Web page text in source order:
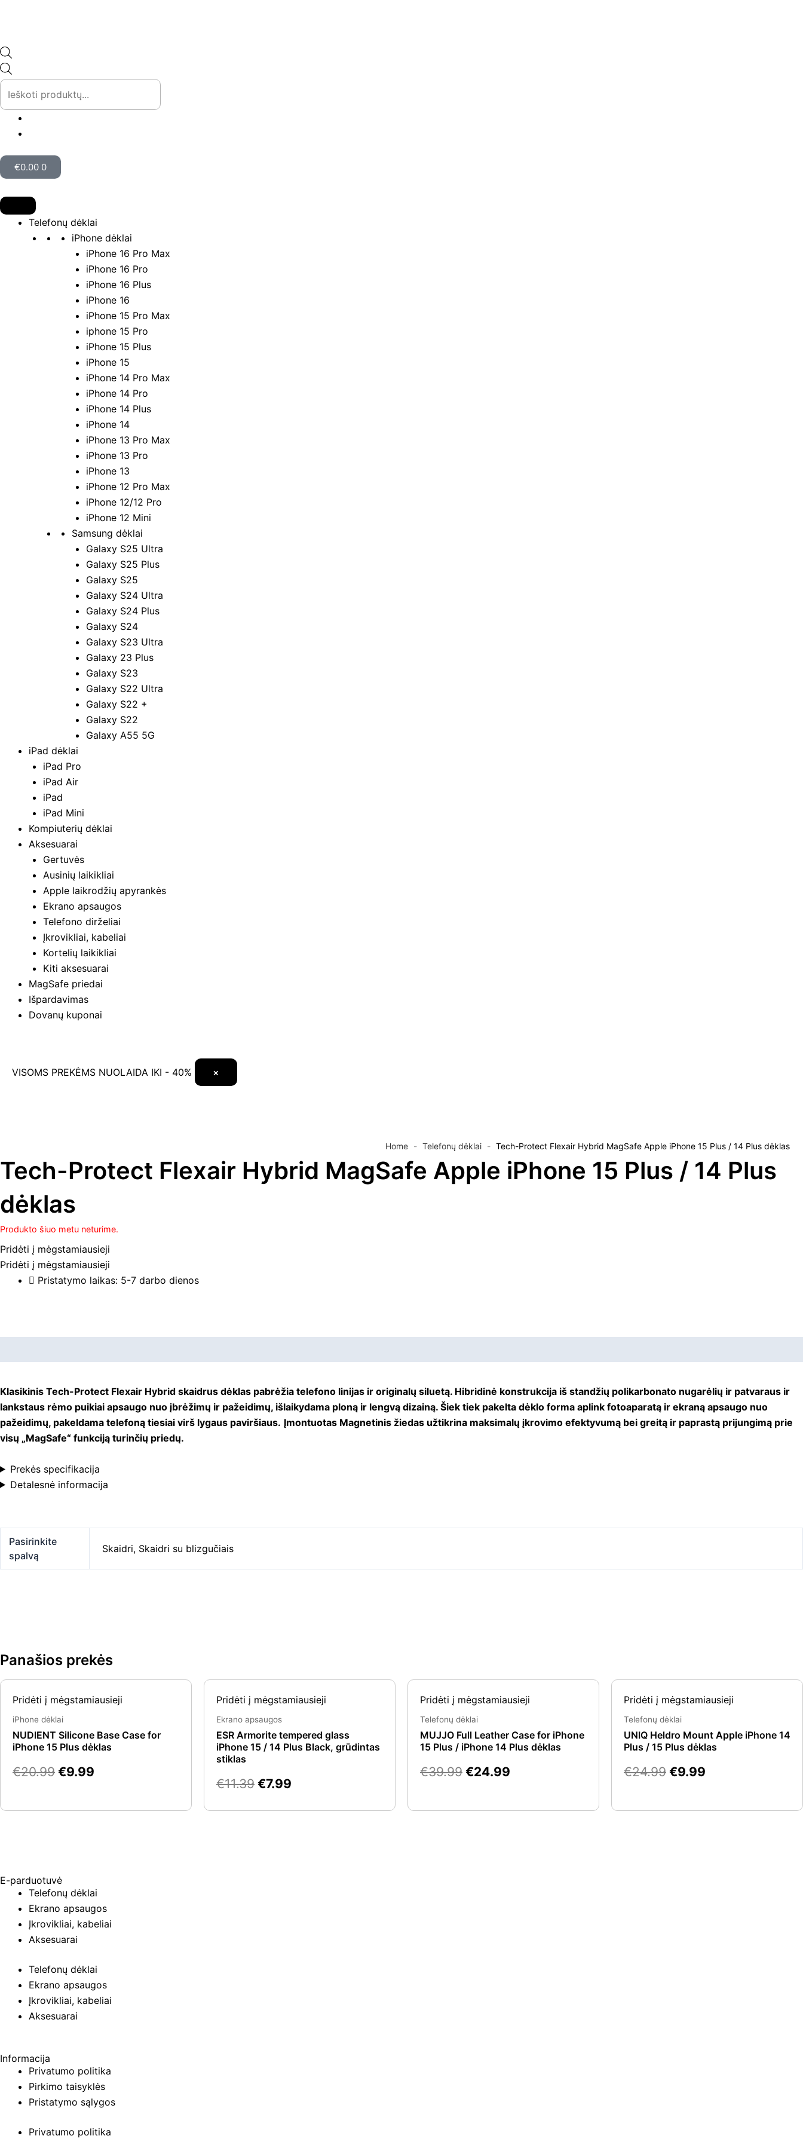
€0.00 0
Cart
Telefonų dėklai
iPhone dėklai
iPhone 16 Pro Max
iPhone 16 Pro
iPhone 16 Plus
iPhone 16
iPhone 15 Pro Max
iphone 15 Pro
iPhone 15 Plus
iPhone 15
iPhone 14 Pro Max
iPhone 14 Pro
iPhone 14 Plus
iPhone 14
iPhone 13 Pro Max
iPhone 13 Pro
iPhone 13
iPhone 12 Pro Max
iPhone 12/12 Pro
iPhone 12 Mini
Samsung dėklai
Galaxy S25 Ultra
Galaxy S25 Plus
Galaxy S25
Galaxy S24 Ultra
Galaxy S24 Plus
Galaxy S24
Galaxy S23 Ultra
Galaxy 23 Plus
Galaxy S23
Galaxy S22 Ultra
Galaxy S22 +
Galaxy S22
Galaxy A55 5G
iPad dėklai
iPad Pro
iPad Air
iPad
iPad Mini
Kompiuterių dėklai
Aksesuarai
Gertuvės
Ausinių laikikliai
Apple laikrodžių apyrankės
Ekrano apsaugos
Telefono dirželiai
Įkrovikliai, kabeliai
Kortelių laikikliai
Kiti aksesuarai
MagSafe priedai
Išpardavimas
Dovanų kuponai
VISOMS PREKĖMS NUOLAIDA IKI - 40% ×
Home - Telefonų dėklai - Tech-Protect Flexair Hybrid MagSafe Apple iPhone 15 Plus / 14 Plus dėklas
Tech-Protect Flexair Hybrid MagSafe Apple iPhone 15 Plus / 14 Plus
dėklas
Produkto šiuo metu neturime.
Pridėti į mėgstamiausieji
Pridėti į mėgstamiausieji
Pristatymo laikas: 5-7 darbo dienos
Klasikinis Tech-Protect Flexair Hybrid skaidrus dėklas pabrėžia telefono linijas ir originalų siluetą. Hibridinė konstrukcija iš standžių polikarbonato nugarėlių ir patvaraus ir
lankstaus rėmo puikiai apsaugo nuo įbrėžimų ir pažeidimų, išlaikydama ploną ir lengvą dizainą. Šiek tiek pakelta dėklo forma aplink fotoaparatą ir ekraną apsaugo nuo
pažeidimų, pakeldama telefoną tiesiai virš lygaus paviršiaus. Įmontuotas Magnetinis žiedas užtikrina maksimalų įkrovimo efektyvumą bei greitą ir paprastą prijungimą prie
visų „MagSafe“ funkciją turinčių priedų.
Prekės specifikacija
Detalesnė informacija
Pasirinkite
spalvą
Skaidri, Skaidri su blizgučiais
Panašios prekės
Pridėti į mėgstamiausieji
iPhone dėklai
NUDIENT Silicone Base Case for
iPhone 15 Plus dėklas
€20.99
price
was:
€20.99.
€9.99
price
€9.99.
Pridėti į mėgstamiausieji
Ekrano apsaugos
ESR Armorite tempered glass
iPhone 15 / 14 Plus Black, grūdintas
stiklas
€11.39
price
was:
€11.39.
€7.99
price
€7.99.
Pridėti į mėgstamiausieji
Telefonų dėklai
MUJJO Full Leather Case for iPhone
15 Plus / iPhone 14 Plus dėklas
€39.99
price
was:
€39.99.
€24.99
price
€24.99.
Pridėti į mėgstamiausieji
Telefonų dėklai
UNIQ Heldro Mount Apple iPhone 14
Plus / 15 Plus dėklas
€24.99
price
was:
€24.99.
€9.99
price
€9.99.
E-parduotuvė
Telefonų dėklai
Ekrano apsaugos
Įkrovikliai, kabeliai
Aksesuarai
Telefonų dėklai
Ekrano apsaugos
Įkrovikliai, kabeliai
Aksesuarai
Informacija
Privatumo politika
Pirkimo taisyklės
Pristatymo sąlygos
Privatumo politika